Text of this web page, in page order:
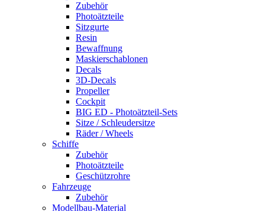
Zubehör
Photoätzteile
Sitzgurte
Resin
Bewaffnung
Maskierschablonen
Decals
3D-Decals
Propeller
Cockpit
BIG ED - Photoätzteil-Sets
Sitze / Schleudersitze
Räder / Wheels
Schiffe
Zubehör
Photoätzteile
Geschützrohre
Fahrzeuge
Zubehör
Modellbau-Material